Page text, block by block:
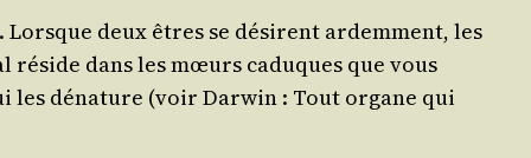
deux êtres se dési­rent ardem­ment, les
dans les mœurs caduques que vous
les déna­ture (voir Dar­win : Tout organe qui